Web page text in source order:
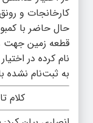
کارخانجات و
به ثبت‌نام نشده
کلام